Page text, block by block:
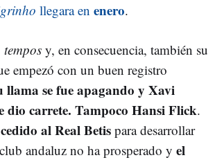
llegara en enero.
tempos y, en consecuencia, también su
empezó con un buen registro
llama se fue apagando y Xavi
dio carrete. Tampoco Hansi Flick.
cedido al Real Betis para desarrollar
andaluz no ha prosperado y el